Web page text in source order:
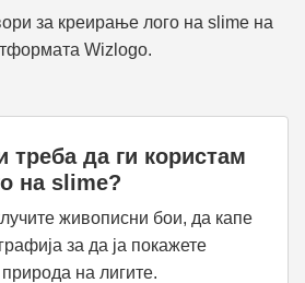
за креирање лого на slime на
Wizlogo.
треба да ги користам
на slime?
живописни бои, да капе
за да ја покажете
на лигите.